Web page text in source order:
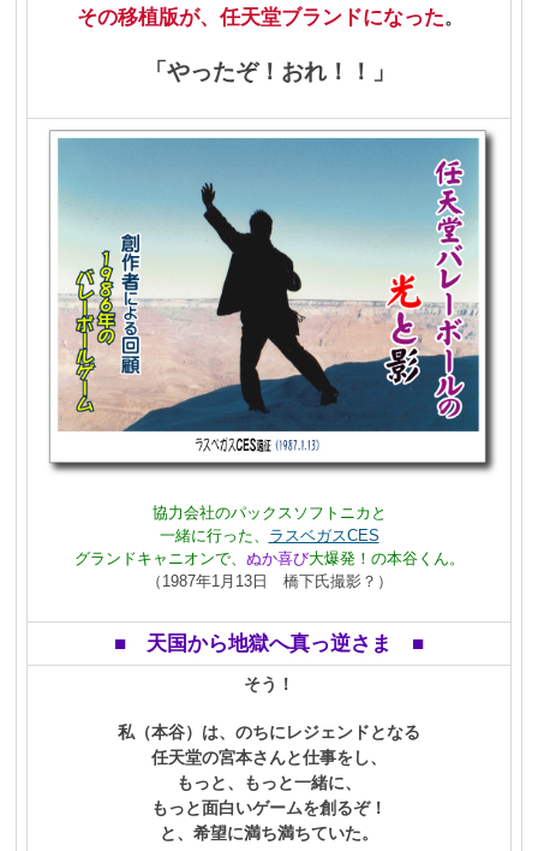
その移植版が、任天堂ブランドになった。
「やったぞ！おれ！！」
協力会社のパックスソフトニカと
一緒に行った、 ラスベガスCES
グランドキャニオンで、 ぬか喜び大爆発！の本谷くん。
（1987年1月13日 橋下氏撮影？）
■ 天国から地獄へ真っ逆さま ■
そう！
私（本谷）は、のちにレジェンドとなる
任天堂の宮本さんと仕事をし、
もっと、もっと一緒に、
もっと面白いゲームを創るぞ！
と、希望に満ち満ちていた。